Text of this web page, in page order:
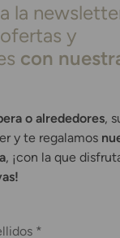
la
y
con
o alrededores,
y te regalamos
, ¡con la que